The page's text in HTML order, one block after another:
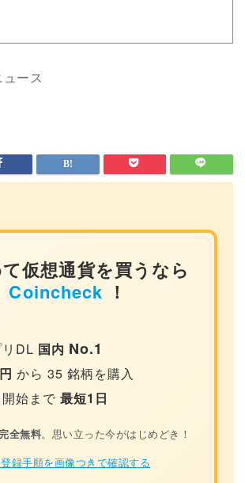
ース
仮想通貨を買うなら
Coincheck ！
DL 国内 No.1
から 35 銘柄を購入
開始まで最短1日
完全無料。思い立った今がはじめどき！
登録手順を画像つきで確認する